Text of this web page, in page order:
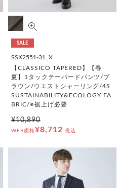
SALE
SSK2551-31_X
【CLASSICO TAPERED】【春
夏】1タックテーパードパンツ/ブ
ラウン/ウエストシャーリング/4S
SUSTAINABILITY&ECOLOGY FA
BRIC/※裾上げ必要
¥10,890
WEB価格¥8,712 税込